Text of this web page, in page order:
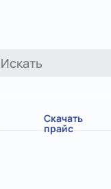
Скачать
прайс